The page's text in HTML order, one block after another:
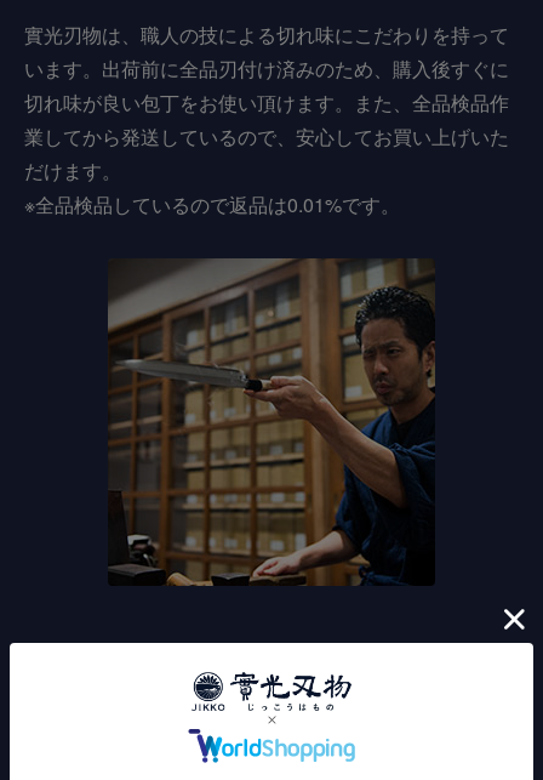
實光刃物は、職人の技による切れ味にこだわりを持って
います。出荷前に全品刃付け済みのため、購入後すぐに
切れ味が良い包丁をお使い頂けます。また、全品検品作
業してから発送しているので、安心してお買い上げいた
だけます。
※全品検品しているので返品は0.01%です。
カスタマイズが可能
刀身をあなた好みの形に加工したり、表面を鏡面にする